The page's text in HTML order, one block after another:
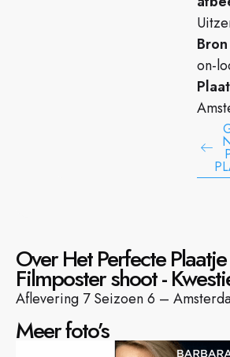
on-
Over Het Perfecte
Filmposter shoot -
Aflevering 7 Seizoen 6 –
Meer foto’s